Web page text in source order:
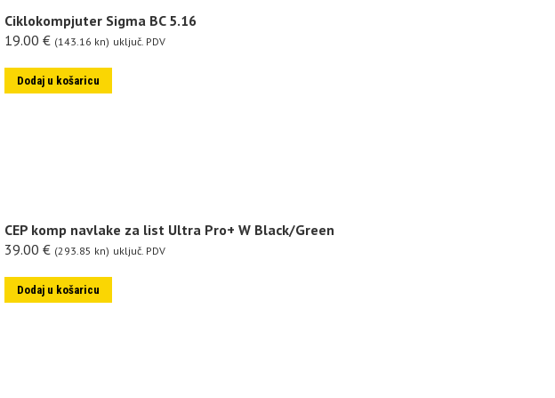
Ciklokompjuter Sigma BC 5.16
19.00 € (143.16 kn) uključ. PDV
Dodaj u košaricu
CEP komp navlake za list Ultra Pro+ W Black/Green
39.00 € (293.85 kn) uključ. PDV
Dodaj u košaricu